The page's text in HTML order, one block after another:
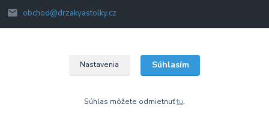
obchod@drzakyastolky.cz
2015 © Fiber Mounts s.r.o. Všetky práva vyhradené.
Nastavenia Súhlasím
Súhlas môžete odmietnuťtu.